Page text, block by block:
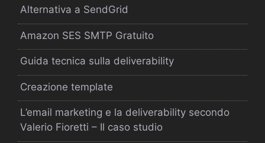
Alternativa a SendGrid
Amazon SES SMTP Gratuito
Guida tecnica sulla deliverability
Creazione template
L’email marketing e la deliverability secondo
Valerio Fioretti – Il caso studio